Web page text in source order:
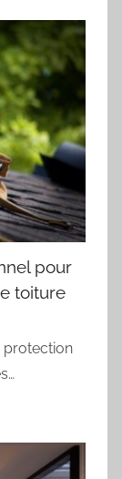
pour
toiture
protection